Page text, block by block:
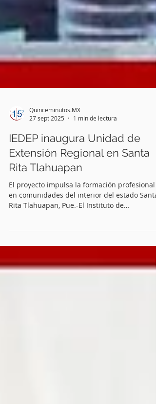
Quinceminutos.MX
27 sept 2025
1 min de lectura
IEDEP inaugura Unidad de
Extensión Regional en Santa
en comunidades del interior del estado Santa
Educación...